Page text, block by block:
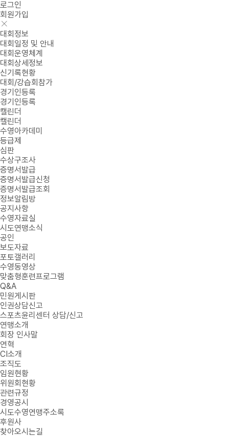
로그인
회원가입
대회정보
대회일정 및 안내
대회운영체계
대회상세정보
신기록현황
대회/강습회참가
경기인등록
경기인등록
캘린더
캘린더
수영아카데미
등급제
심판
수상구조사
증명서발급
증명서발급신청
증명서발급조회
정보알림방
공지사항
수영자료실
시도연맹소식
공인
보도자료
포토갤러리
수영동영상
맞춤형훈련프로그램
Q&A
민원게시판
인권상담신고
스포츠윤리센터 상담/신고
연맹소개
회장 인사말
연혁
CI소개
조직도
임원현황
위원회현황
관련규정
경영공시
시도수영연맹주소록
후원사
찾아오시는길